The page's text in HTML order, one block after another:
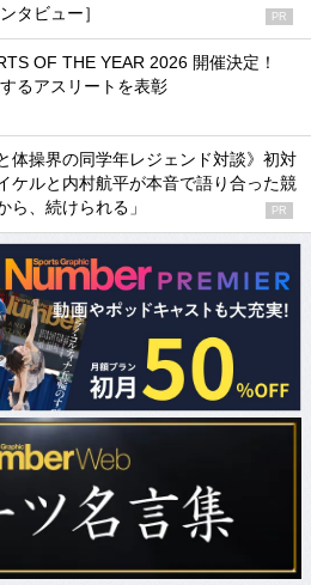
タビュー］
PR
OF THE YEAR 2026 開催決定！
るアスリートを表彰
体操界の同学年レジェンド対談》初対
ケルと内村航平が本音で語り合った競
ら、続けられる」
PR